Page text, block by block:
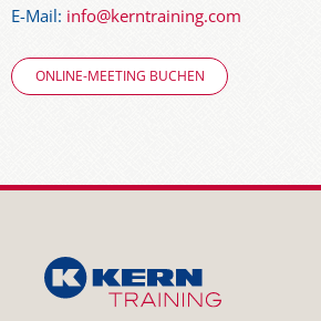
E-Mail: info@kerntraining.com
ONLINE-MEETING BUCHEN